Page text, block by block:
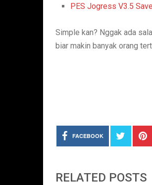
PES Jogress V3.5
Simple kan? Nggak ada
biar makin banyak orang
FACEBOOK
RELATED POSTS